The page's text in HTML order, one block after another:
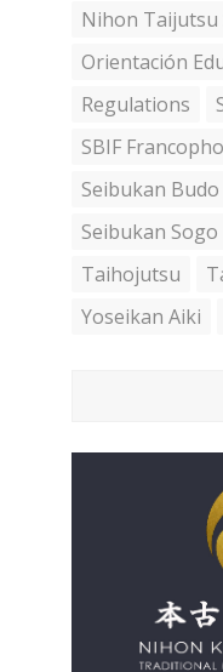
Nihon Taijutsu
Orientación
Regulations
SBIF
Seibukan Budo
Seibukan
Taihojutsu
Yoseikan Aiki